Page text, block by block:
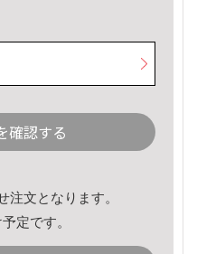
確認する
注文となります。
定です。